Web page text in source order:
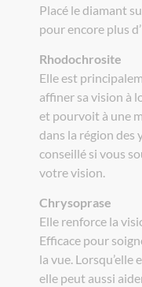
Placé le diamant
pour encore plus
Rhodochrosite
Elle est
affiner sa vision à
et pourvoit à une
dans la région des
conseillé si vous
votre vision.
Chrysoprase
Elle renforce la
Efficace pour
la vue. Lorsqu’elle
elle peut aussi